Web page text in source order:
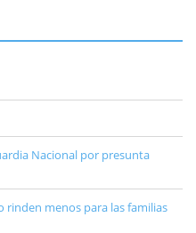
Nacional por presunta
rinden menos para las familias